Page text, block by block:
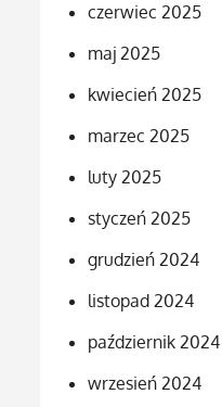
czerwiec 2025
maj 2025
kwiecień 2025
marzec 2025
luty 2025
styczeń 2025
grudzień 2024
listopad 2024
październik 2024
wrzesień 2024